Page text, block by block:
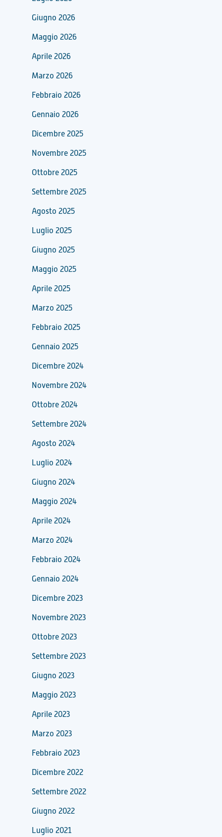
Giugno 2026
Maggio 2026
Aprile 2026
Marzo 2026
Febbraio 2026
Gennaio 2026
Dicembre 2025
Novembre 2025
Ottobre 2025
Settembre 2025
Agosto 2025
Luglio 2025
Giugno 2025
Maggio 2025
Aprile 2025
Marzo 2025
Febbraio 2025
Gennaio 2025
Dicembre 2024
Novembre 2024
Ottobre 2024
Settembre 2024
Agosto 2024
Luglio 2024
Giugno 2024
Maggio 2024
Aprile 2024
Marzo 2024
Febbraio 2024
Gennaio 2024
Dicembre 2023
Novembre 2023
Ottobre 2023
Settembre 2023
Giugno 2023
Maggio 2023
Aprile 2023
Marzo 2023
Febbraio 2023
Dicembre 2022
Settembre 2022
Giugno 2022
Luglio 2021